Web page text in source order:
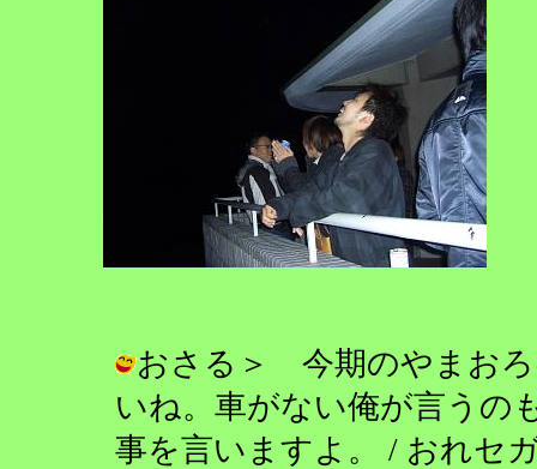
おさる＞ 今期のやまお
いね。車がない俺が言うの
事を言いますよ。 / おれセ